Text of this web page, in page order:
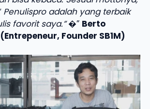
Penulispro adalah yang terbaik
favorit saya.”�” Berto
Founder SB1M)